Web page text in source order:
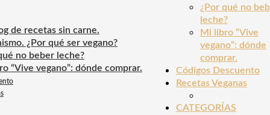
de recetas sin carne.
¿Por qué ser vegano?
no beber leche?
“Vive vegano”: dónde comprar.
¿Por qué no
leche?
Mi libro “Vive
vegano”: dónde
comprar.
Códigos Descuento
Recetas Veganas
CATEGORÍAS